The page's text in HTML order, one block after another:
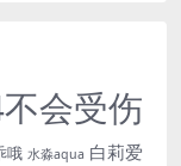
会受伤
哦 水淼aqua 白莉爱